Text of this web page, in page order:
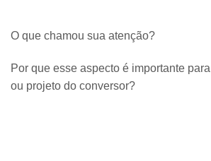
O que chamou sua atenção?
Por que esse aspecto é importante
ou projeto do conversor?